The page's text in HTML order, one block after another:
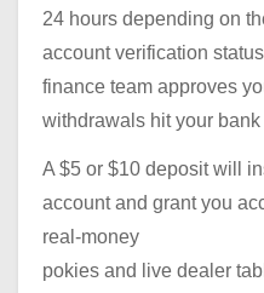
24 hours depending on
account verification
finance team approves
withdrawals hit your
A $5 or $10 deposit will
account and grant you
real-money
pokies and live dealer